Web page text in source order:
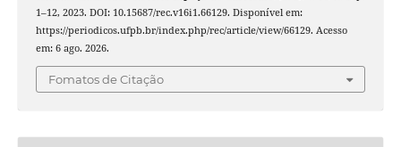
1–12, 2023. DOI: 10.15687/rec.v16i1.66129. Disponível em:
https://periodicos.ufpb.br/index.php/rec/article/view/66129. Acesso
em: 6 ago. 2026.
Fomatos de Citação